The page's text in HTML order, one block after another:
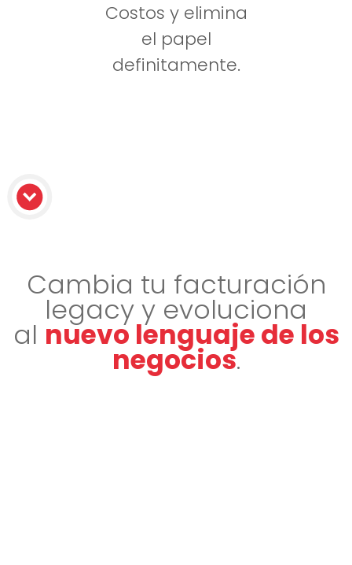
Costos y elimina
el papel
definitamente.
Cambia tu facturación
legacy y evoluciona
al nuevo lenguaje de los
negocios.